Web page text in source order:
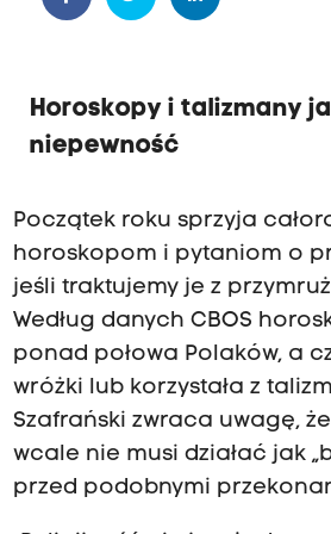
Horoskopy i talizmany
niepewność
Początek roku sprzyja
horoskopom i pytaniom o
jeśli traktujemy je z
Według danych CBOS
ponad połowa Polaków, a
wróżki lub korzystała z
Szafrański zwraca uwagę,
wcale nie musi działać jak
przed podobnymi